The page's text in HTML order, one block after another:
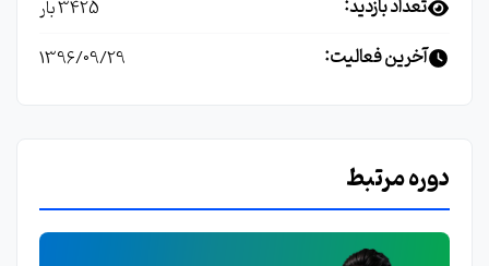
تعداد بازدید: 3425 بار
آخرین فعالیت: 1396/09/29
دوره مرتبط